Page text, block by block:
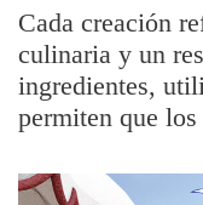
Cada creación
culinaria y un
ingredientes,
permiten que